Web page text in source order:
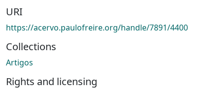
URI
https://acervo.paulofreire.org/handle/7891/4400
Collections
Artigos
Rights and licensing